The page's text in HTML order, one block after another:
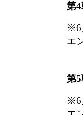
第
※
エ
第
※